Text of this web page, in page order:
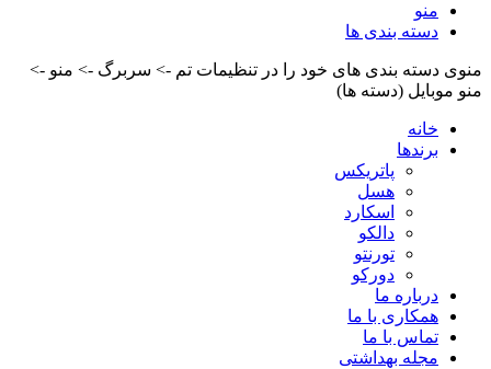
منو
دسته بندی ها
منوی دسته بندی های خود را در تنظیمات تم -> سربرگ -> منو ->
منو موبایل (دسته ها)
خانه
برندها
پاتریکس
هسل
اسکارد
دالکو
تورنتو
دورکو
درباره ما
همکاری با ما
تماس با ما
مجله بهداشتی